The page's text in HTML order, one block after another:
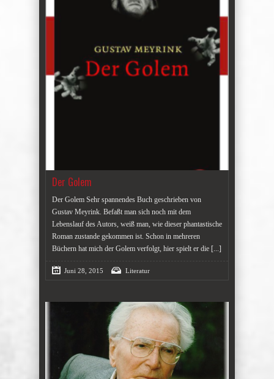
Der Golem
Der Golem Sehr spannendes Buch geschrieben von
Gustav Meyrink. Befaßt man sich noch mit dem
Lebenslauf des Autors, weiß man, wie dieser phantastische
Roman zustande gekommen ist. Schon in mehreren
Büchern hat mich der Golem verfolgt, hier spielt er die [...]
Juni 28, 2015 Literatur